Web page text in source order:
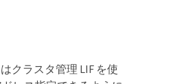
クラスタ管理 LIF を使